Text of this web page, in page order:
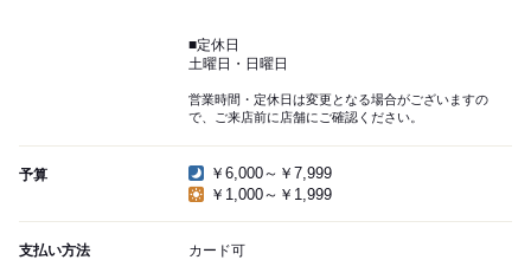
■定休日
土曜日・日曜日
営業時間・定休日は変更となる場合がございますの
で、ご来店前に店舗にご確認ください。
予算
￥6,000～￥7,999
￥1,000～￥1,999
支払い方法 カード可